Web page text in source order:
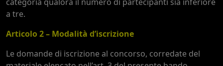
a tre.
Articolo 2 – Modalità d’iscrizione
Le domande di iscrizione al concorso, corredate del